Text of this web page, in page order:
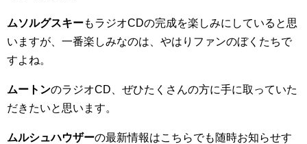
ムソルグスキーもラジオCDの完成を楽しみにしていると思
いますが、一番楽しみなのは、やはりファンのぼくたちで
すよね。
ムートンのラジオCD、ぜひたくさんの方に手に取っていた
だきたいと思います。
ムルシュハウザーの最新情報はこちらでも随時お知らせす